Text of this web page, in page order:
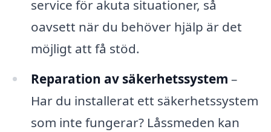
service för akuta situationer, så
oavsett när du behöver hjälp är det
möjligt att få stöd.
Reparation av säkerhetssystem –
Har du installerat ett säkerhetssystem
som inte fungerar? Låssmeden kan